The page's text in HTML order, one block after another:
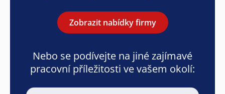
Zobrazit nabídky firmy
Nebo se podívejte na jiné zajímavé
pracovní příležitosti ve vašem okolí: